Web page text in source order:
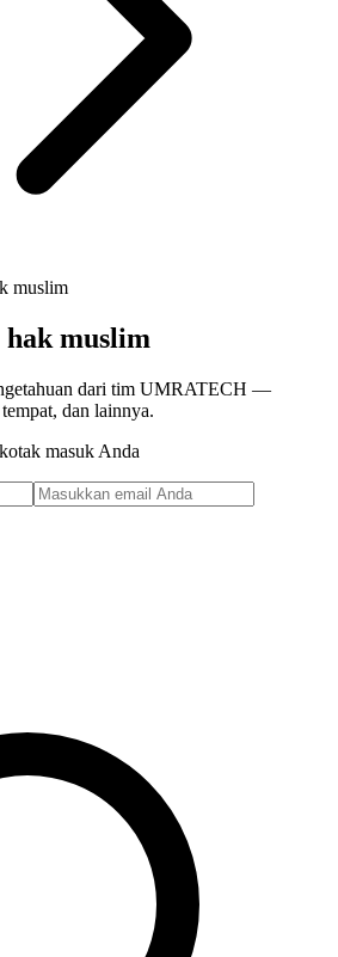
muslim
muslim
dari tim UMRATECH —
dan lainnya.
masuk Anda